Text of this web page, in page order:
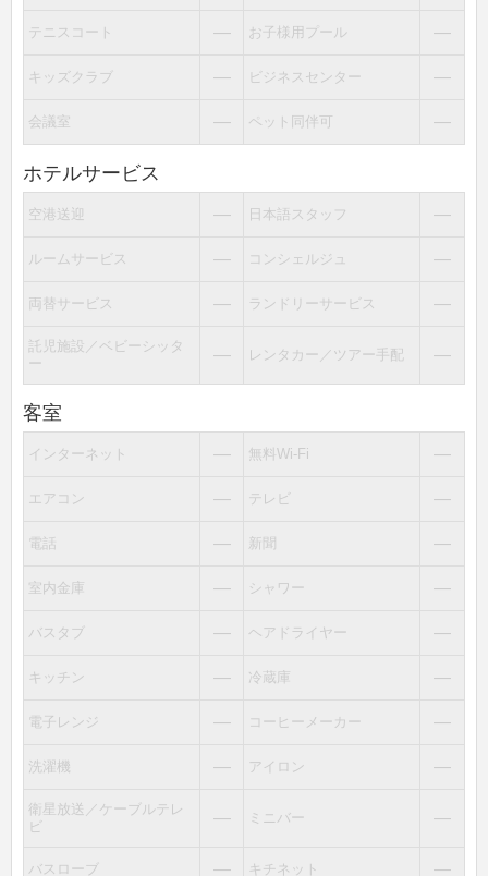
テニスコート ― お子様用プール ―
キッズクラブ ― ビジネスセンター ―
会議室 ― ペット同伴可 ―
ホテルサービス
空港送迎 ― 日本語スタッフ ―
ルームサービス ― コンシェルジュ ―
両替サービス ― ランドリーサービス ―
託児施設／ベビーシッタ
ー
― レンタカー／ツアー手配 ―
客室
インターネット ― 無料Wi-Fi ―
エアコン ― テレビ ―
電話 ― 新聞 ―
室内金庫 ― シャワー ―
バスタブ ― ヘアドライヤー ―
キッチン ― 冷蔵庫 ―
電子レンジ ― コーヒーメーカー ―
洗濯機 ― アイロン ―
衛星放送／ケーブルテレ
ビ
― ミニバー ―
バスローブ ― キチネット ―